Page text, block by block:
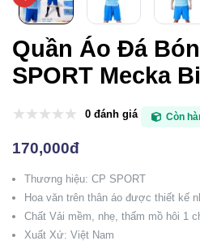
Quần Áo Đá
SPORT Mecka
0 đánh giá Còn
170,000đ
Thương hiệu: CP SPORT
Hoa văn trên thân áo được thiết kế
Chất Vải mềm, nhẹ, thấm mồ hôi 1
Xuất Xứ: Việt Nam